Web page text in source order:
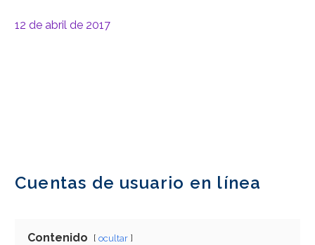
12 de abril de 2017
Cuentas de usuario en línea
Contenido ocultar